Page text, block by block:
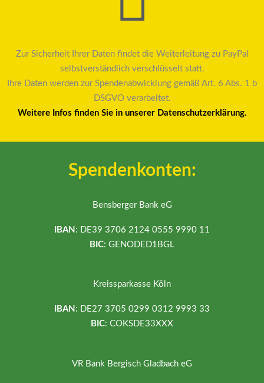
Zur Sicherheit Ihrer Daten findet die Weiterleitung zu PayPal
selbstverständlich verschlüsselt statt.
Ihre Daten werden zur Spendenabwicklung gemäß Art. 6 Abs. 1 b
DSGVO verarbeitet.
Weitere Infos finden Sie in unserer Datenschutzerklärung.
Spendenkonten:
Bensberger Bank eG
IBAN : DE39 3706 2124 0555 9990 11
BIC: GENODED1BGL
Kreissparkasse Köln
IBAN : DE27 3705 0299 0312 9993 33
BIC: COKSDE33XXX
VR Bank Bergisch Gladbach eG